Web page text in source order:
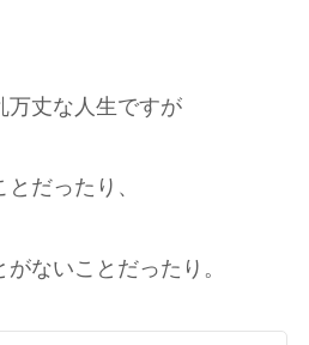
万丈な人生ですが
だったり、
ないことだったり。